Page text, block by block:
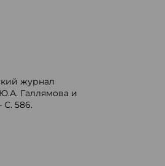
журнал
Галлямова и
С. 586.